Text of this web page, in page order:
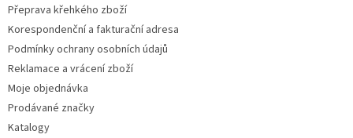
s
Přeprava křehkého zboží
Korespondenční a fakturační adresa
Podmínky ochrany osobních údajů
Reklamace a vrácení zboží
Moje objednávka
Prodávané značky
Katalogy